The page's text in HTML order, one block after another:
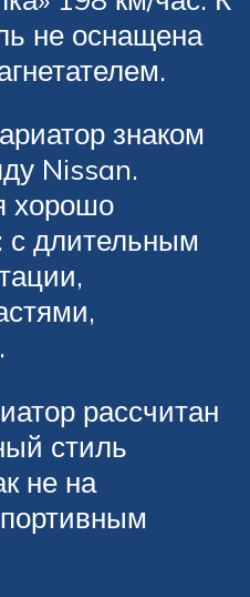
не оснащена
знаком
Nissan.
хорошо
с длительным
рассчитан
стиль
не на